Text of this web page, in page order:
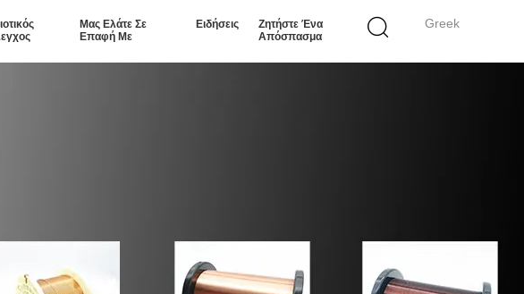
Greek
Μας Ελάτε Σε
Επαφή Με
Ειδήσεις
Ζητήστε Ένα
Απόσπασμα